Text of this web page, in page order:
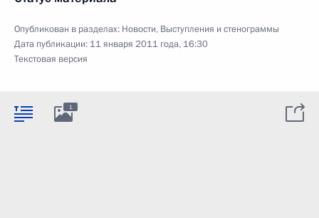
Опубликован в разделах: Новости, Выступления и стенограммы
Дата публикации: 11 января 2011 года, 16:30
Текстовая версия
1